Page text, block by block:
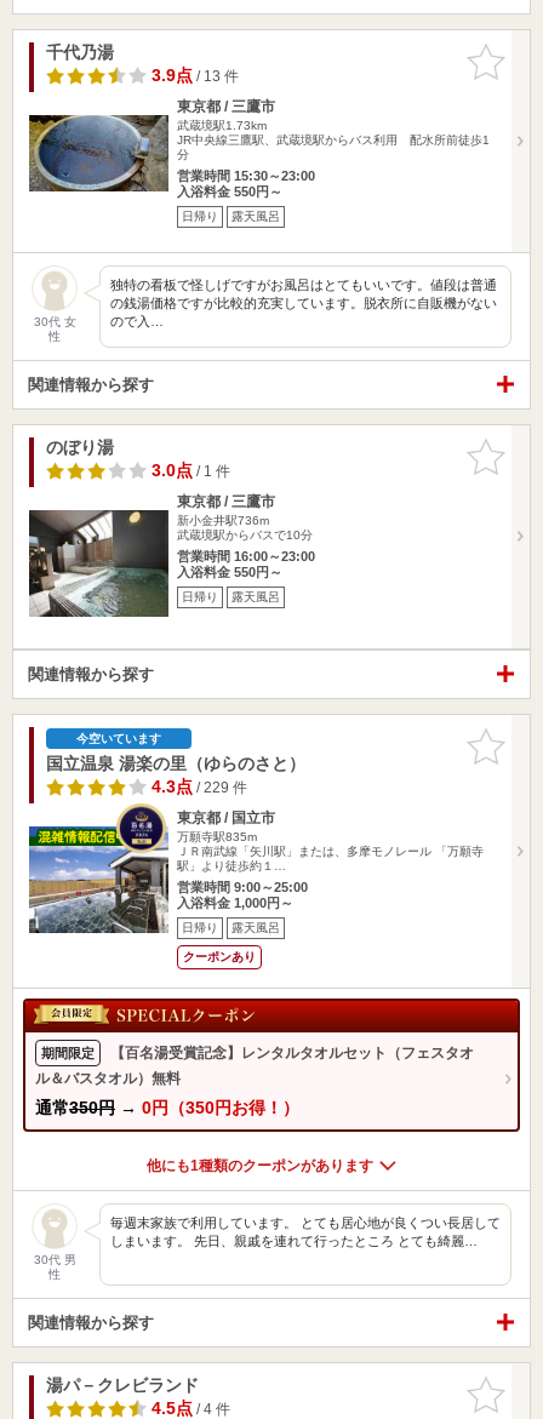
お気に入
りに追加
千代乃湯
3.9点/ 13 件
東京都 / 三鷹市
武蔵境駅1.73km
JR中央線三鷹駅、武蔵境駅からバス利用 配水所前徒歩1
分
営業時間 15:30～23:00
入浴料金 550円～
日帰り 露天風呂
30代 女
性
独特の看板で怪しげですがお風呂はとてもいいです。値段は普通
の銭湯価格ですが比較的充実しています。脱衣所に自販機がない
ので入…
関連情報から探す
お気に入
りに追加
のぼり湯
3.0点/ 1 件
東京都 / 三鷹市
新小金井駅736m
武蔵境駅からバスで10分
営業時間 16:00～23:00
入浴料金 550円～
日帰り 露天風呂
関連情報から探す
お気に入
りに追加
今空いています
国立温泉 湯楽の里（ゆらのさと）
4.3点/ 229 件
東京都 / 国立市
万願寺駅835m
ＪＲ南武線「矢川駅」または、多摩モノレール 「万願寺
駅」より徒歩約１…
営業時間 9:00～25:00
入浴料金 1,000円～
日帰り 露天風呂
クーポンあり
期間限定
【百名湯受賞記念】レンタルタオルセット（フェスタオ
ル＆バスタオル）無料
通常350円 → 0円（350円お得！）
他にも1種類のクーポンがあります
30代 男
性
毎週末家族で利用しています。 とても居心地が良くつい長居して
しまいます。 先日、親戚を連れて行ったところ とても綺麗…
関連情報から探す
お気に入
りに追加
湯パ－クレビランド
4.5点/ 4 件